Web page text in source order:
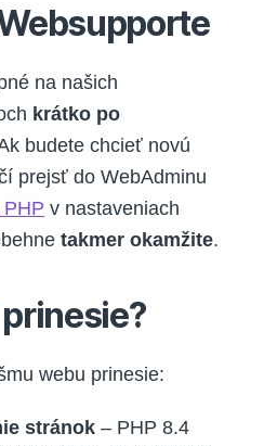
na našich
krátko po
budete chcieť novú
prejsť do WebAdminu
v nastaveniach
takmer okamžite.
webu prinesie:
stránok – PHP 8.4